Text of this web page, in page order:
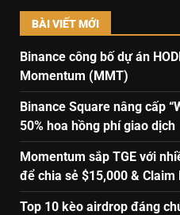
BÀI VIẾT MỚI
Binance công bố dự án
Momentum (MMT)
Binance Square nâng cấp
50% hoa hồng phí giao dịch
Momentum sắp TGE với
để chia sẻ $15,000 & Claim
Top 10 kèo airdrop đáng